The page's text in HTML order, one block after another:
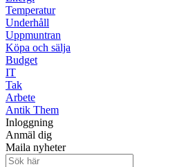
Temperatur
Underhåll
Uppmuntran
Köpa och sälja
Budget
IT
Tak
Arbete
Antik Them
Inloggning
Anmäl dig
Maila nyheter